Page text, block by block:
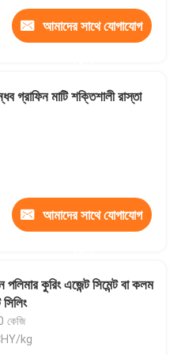
আমাদের সাথে যোগাযোগ
গ্রাফিন মাটি শক্তিশালী রাস্তা
আমাদের সাথে যোগাযোগ
কুরিং এজেন্ট সিমেন্ট বা কলম
সিলিং
কেজি
kg